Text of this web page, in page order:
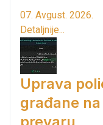
07. Avgust. 2026.
Detaljnije...
Uprava
građane